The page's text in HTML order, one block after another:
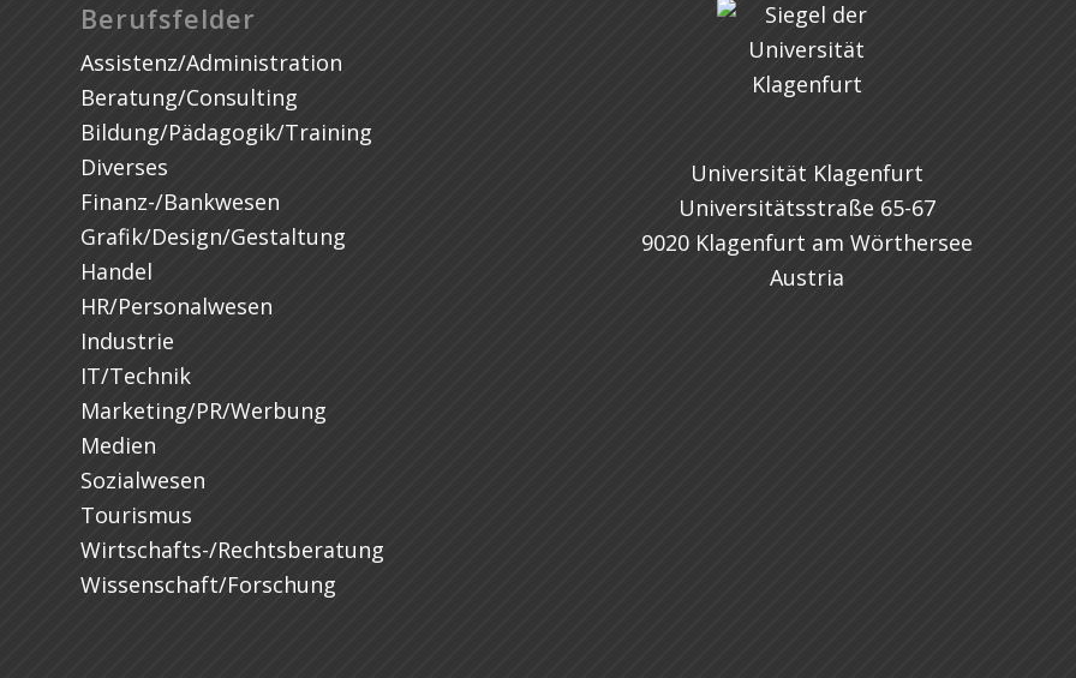
Berufsfelder
Assistenz/Administration
Beratung/Consulting
Bildung/Pädagogik/Training
Diverses
Finanz-/Bankwesen
Grafik/Design/Gestaltung
Handel
HR/Personalwesen
Industrie
IT/Technik
Marketing/PR/Werbung
Medien
Sozialwesen
Tourismus
Wirtschafts-/Rechtsberatung
Wissenschaft/Forschung
Universität Klagenfurt
Universitätsstraße 65-67
9020 Klagenfurt am Wörthersee
Austria